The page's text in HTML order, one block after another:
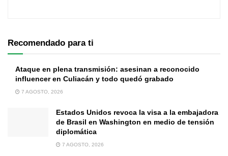
Recomendado para ti
Ataque en plena transmisión: asesinan a reconocido
influencer en Culiacán y todo quedó grabado
7 AGOSTO, 2026
Estados Unidos revoca la visa a la embajadora
de Brasil en Washington en medio de tensión
diplomática
7 AGOSTO, 2026